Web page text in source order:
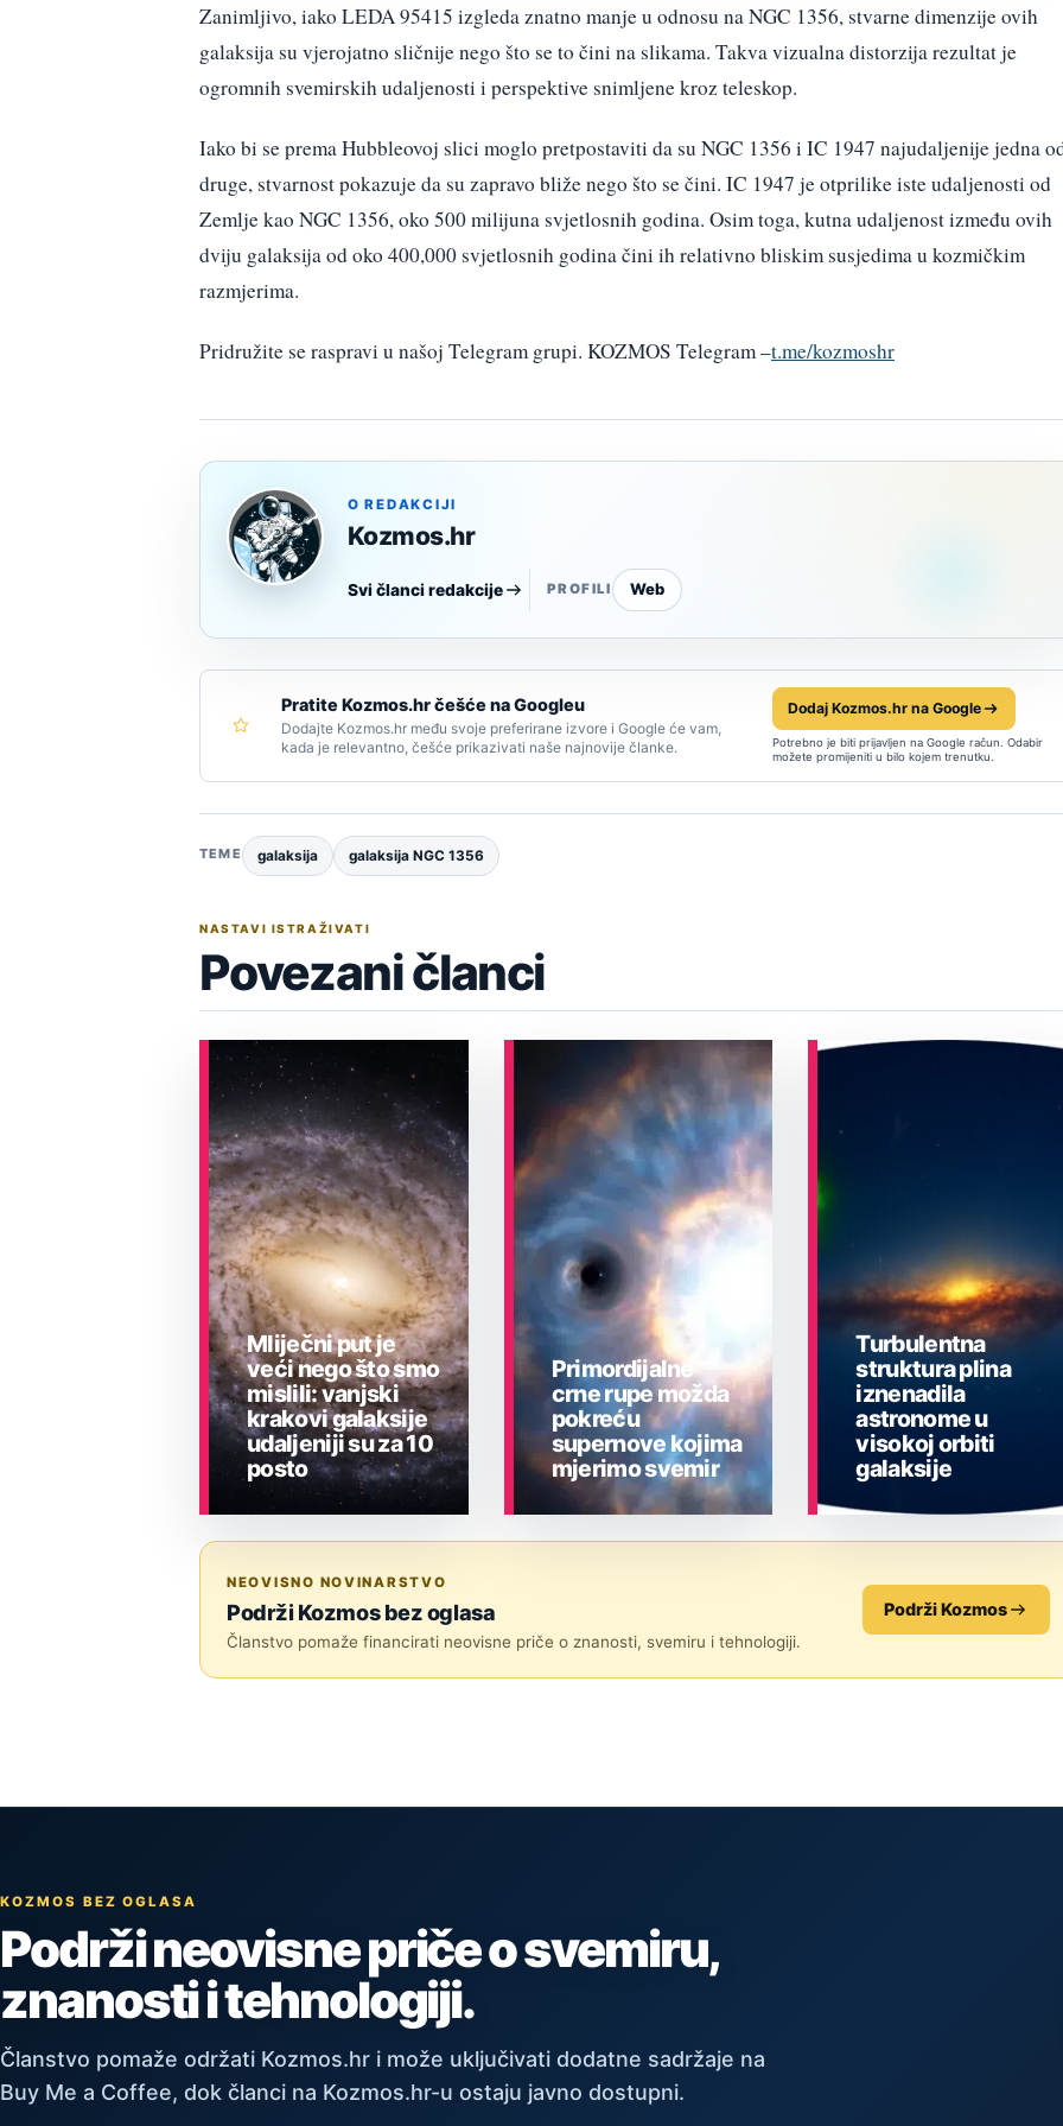
Zanimljivo, iako LEDA 95415 izgleda znatno manje u odnosu na NGC 1356, stvarne dimenzije ovih
galaksija su vjerojatno sličnije nego što se to čini na slikama. Takva vizualna distorzija rezultat je
ogromnih svemirskih udaljenosti i perspektive snimljene kroz teleskop.
Iako bi se prema Hubbleovoj slici moglo pretpostaviti da su NGC 1356 i IC 1947 najudaljenije jedna
druge, stvarnost pokazuje da su zapravo bliže nego što se čini. IC 1947 je otprilike iste udaljenosti od
Zemlje kao NGC 1356, oko 500 milijuna svjetlosnih godina. Osim toga, kutna udaljenost između ovih
dviju galaksija od oko 400,000 svjetlosnih godina čini ih relativno bliskim susjedima u kozmičkim
razmjerima.
Pridružite se raspravi u našoj Telegram grupi. KOZMOS Telegram –t.me/kozmoshr
O REDAKCIJI
Kozmos.hr
Svi članci redakcije PROFILI Web
Pratite Kozmos.hr češće na Googleu
Dodajte Kozmos.hr među svoje preferirane izvore i Google će vam,
kada je relevantno, češće prikazivati naše najnovije članke.
Dodaj Kozmos.hr na Google
Potrebno je biti prijavljen na Google račun. Odabir
možete promijeniti u bilo kojem trenutku.
TEME galaksija galaksija NGC 1356
NASTAVI ISTRAŽIVATI
Povezani članci
Mliječni put je
veći nego što smo
mislili: vanjski
krakovi galaksije
udaljeniji su za 10
posto
Primordijalne
crne rupe možda
pokreću
supernove kojima
mjerimo svemir
Turbulentna
struktura plina
iznenadila
astronome u
visokoj orbiti
galaksije
NEOVISNO NOVINARSTVO
Podrži Kozmos bez oglasa
Članstvo pomaže financirati neovisne priče o znanosti, svemiru i tehnologiji.
Podrži Kozmos
KOZMOS BEZ OGLASA
Podrži neovisne priče o svemiru,
znanosti i tehnologiji.
Članstvo pomaže održati Kozmos.hr i može uključivati dodatne sadržaje na
Buy Me a Coffee, dok članci na Kozmos.hr-u ostaju javno dostupni.